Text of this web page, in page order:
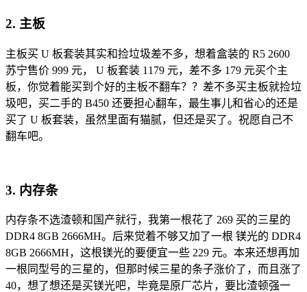
2. 主板
主板买 U 板套装其实和捡垃圾差不多，想着盒装的 R5 2600
苏宁售价 999 元， U 板套装 1179 元，差不多 179 元买个主
板，你觉着能买到个好的主板不翻车？？差不多买主板就捡垃
圾吧，买二手的 B450 还要担心翻车，最生事儿和省心的还是
买了 U 板套装，虽然里面有猫腻，但还是买了。祝愿自己不
翻车吧。
3. 内存条
内存条不选渣顿和国产就行，我第一根花了 269 买的三星的
DDR4 8GB 2666MH。后来觉着不够又加了一根 镁光的 DDR4
8GB 2666MH，这根镁光的要便宜一些 229 元。本来还想再加
一根同型号的三星的，但那时候三星的条子涨价了，而且涨了
40，想了想还是买镁光吧，毕竟是原厂芯片，要比渣顿强一